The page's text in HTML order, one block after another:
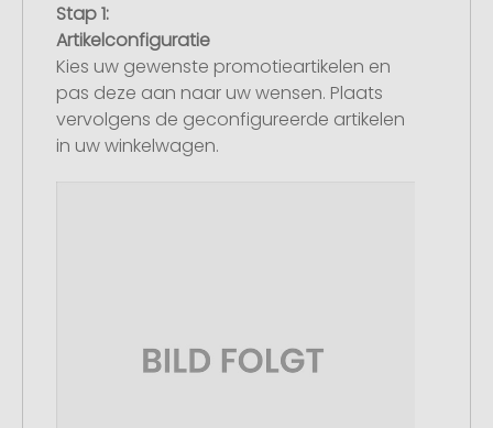
Stap 1:
Artikelconfiguratie
Kies uw gewenste promotieartikelen en
pas deze aan naar uw wensen. Plaats
vervolgens de geconfigureerde artikelen
in uw winkelwagen.